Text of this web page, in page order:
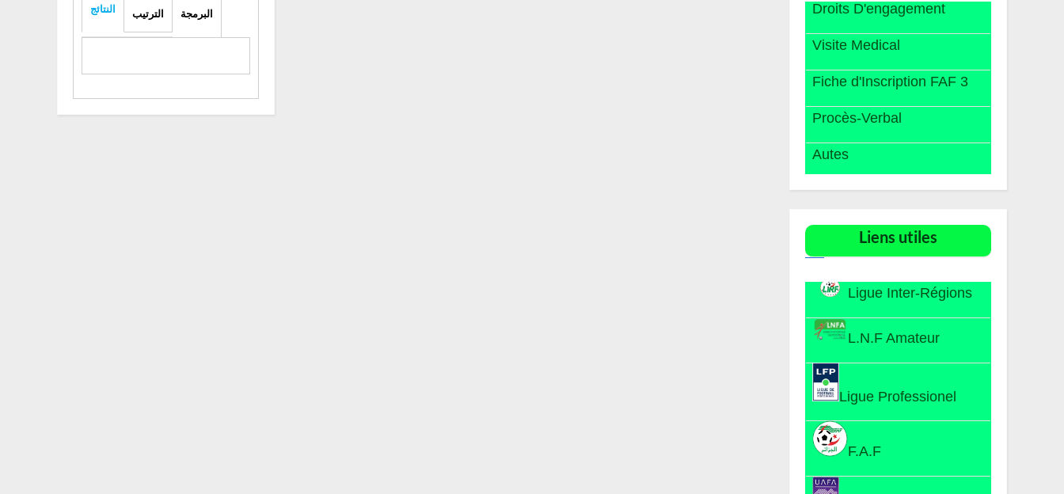
النتائج الترتيب البرمجة Droits D'engagement
Visite Medical
Fiche d'Inscription FAF 3
Procès-Verbal
Autes
Liens utiles​
Ligue Inter-Régions
L.N.F Amateur
Ligue Professionel
F.A.F